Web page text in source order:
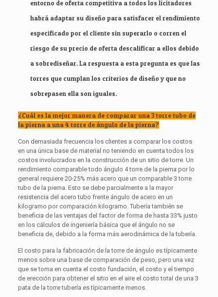
entorno de oferta competitiva a todos los licitadores
habrá adaptar su diseño para satisfacer el rendimiento
especificado por el cliente sin superarlo o corren el
riesgo de su precio de oferta descalificar a ellos debido
a sobrediseñar. La respuesta a esta pregunta es que las
torres que cumplan los criterios de diseño y que no
sobrepasen ella son iguales.
¿Cuál es la mejor manera de comparar una 3 torre tubo de
la pierna a una 4 torre de ángulo de la pierna?
Con demasiada frecuencia los clientes a comparar los costos
en una única base de material no teniendo en cuenta todos los
costos involucrados en la construcción de un sitio de torre. Un
rendimiento comparable todo ángulo 4 torre de la pierna por lo
general requiere 20-25% más acero que un comparable 3 torre
tubo de la pierna. Esto se debe parcialmente a la mayor
resistencia del acero tubo frente ángulo de acero en un
kilogramo por comparación kilogramo. Tubería también se
beneficia de las ventajas del factor de forma de hasta 33% justo
en los cálculos de ingeniería básica que el ángulo no se
beneficia de, debido a la forma más aerodinámica de la tubería.
El costo para la fabricación de la torre de ángulo es típicamente
menos sobre una base de comparación de peso, pero una vez
que se toma en cuenta el costo fundación, el costo y el tiempo
de erección para obtener el sitio en el aire el costo total de una 3
pata de la torre tubería es típicamente menos.